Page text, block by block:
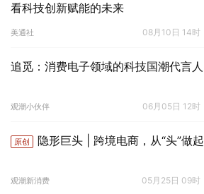
看科技创新赋能的未来
美通社 08月10日 14时
追觅：消费电子领域的科技国潮代言人
观潮小伙伴 06月05日 12时
原创 隐形巨头 | 跨境电商，从“头”做起
观潮新消费 05月25日 09时